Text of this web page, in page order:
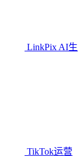
LinkPix AI生
TikTok运营